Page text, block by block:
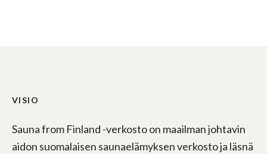
VISIO
Sauna from Finland -verkosto on maailman johtavin
aidon suomalaisen saunaelämyksen verkosto ja läsnä